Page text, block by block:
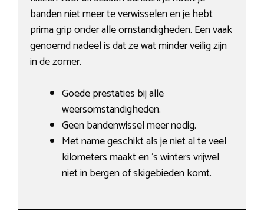
banden niet meer te verwisselen en je hebt
prima grip onder alle omstandigheden. Een vaak
genoemd nadeel is dat ze wat minder veilig zijn
in de zomer.
Goede prestaties bij alle
weersomstandigheden.
Geen bandenwissel meer nodig.
Met name geschikt als je niet al te veel
kilometers maakt en ’s winters vrijwel
niet in bergen of skigebieden komt.